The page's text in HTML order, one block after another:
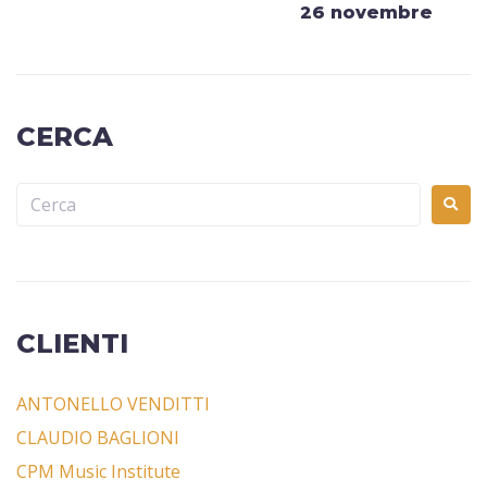
26 novembre
CERCA
CLIENTI
ANTONELLO VENDITTI
CLAUDIO BAGLIONI
CPM Music Institute